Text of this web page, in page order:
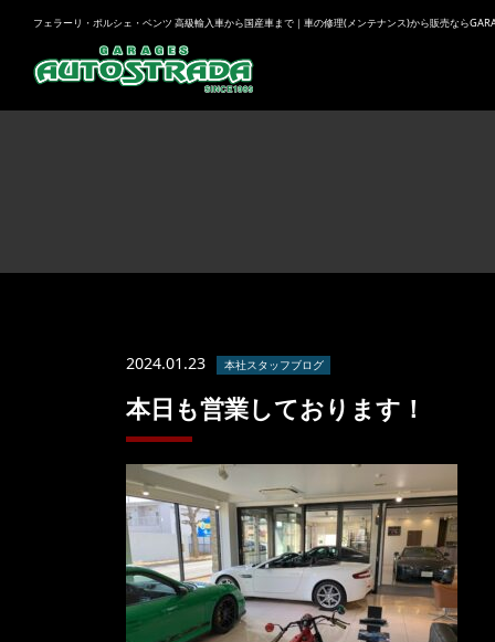
フェラーリ・ポルシェ・ベンツ 高級輸入車から国産車まで｜車の修理(メンテナンス)から販売なら
2024.01.23 本社スタッフブログ
本日も営業しております！